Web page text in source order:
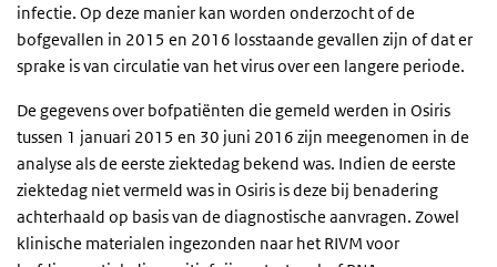
infectie. Op deze manier kan worden onderzocht of de
bofgevallen in 2015 en 2016 losstaande gevallen zijn of dat er
sprake is van circulatie van het virus over een langere periode.
De gegevens over bofpatiënten die gemeld werden in Osiris
tussen 1 januari 2015 en 30 juni 2016 zijn meegenomen in de
analyse als de eerste ziektedag bekend was. Indien de eerste
ziektedag niet vermeld was in Osiris is deze bij benadering
achterhaald op basis van de diagnostische aanvragen. Zowel
klinische materialen ingezonden naar het RIVM voor